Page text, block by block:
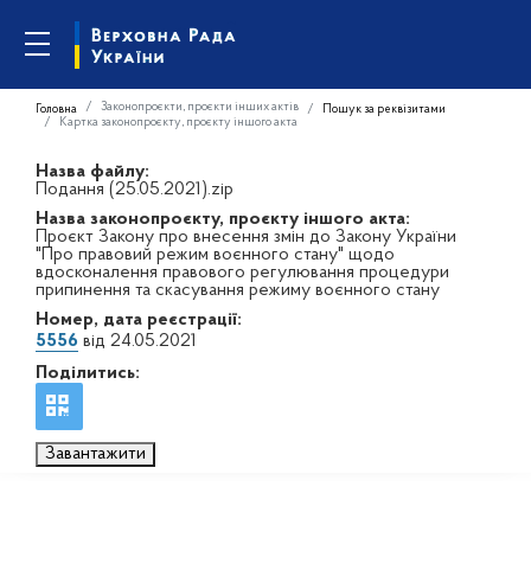
Головна Законопроєкти, проєкти інших актів
Пошук за реквізитами
Картка законопроєкту, проєкту іншого акта
Назва файлу:
Подання (25.05.2021).zip
Назва законопроєкту, проєкту іншого акта:
Проєкт Закону про внесення змін до Закону України
"Про правовий режим воєнного стану" щодо
вдосконалення правового регулювання процедури
припинення та скасування режиму воєнного стану
Номер, дата реєстрації:
5556 від 24.05.2021
Поділитись:
Завантажити